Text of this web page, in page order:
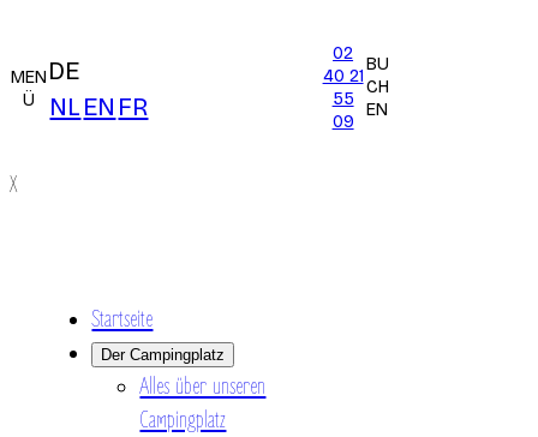
MEN
Ü
DE
NL EN FR
02
40 21
55
09
BU
CH
EN
X
Startseite
Der Campingplatz
Alles über unseren
Campingplatz